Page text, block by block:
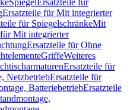
Spiegel Ersatzteile für
Ersatzteile für Mit integrierter
für SpiegelschränkeMit
Mit integrierter
Ersatzteile für Ohne
GriffeWeiteres
Ersatzteile für
NetzbetriebErsatzteile für
BatteriebetriebErsatzteile